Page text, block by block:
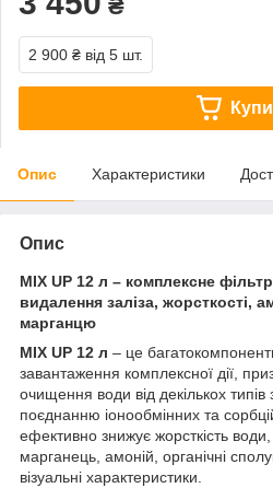
₴
2 900 ₴ від 5 шт.
Опис Характеристики
Опис
MIX UP 12 л – комплексне
видалення заліза, жорсткості,
марганцю
MIX UP 12 л – це
завантаження комплексної дії,
очищення води від декількох
поєднанню іонообмінних та
ефективно знижує жорсткість води,
марганець, амоній, органічні
візуальні характеристики.